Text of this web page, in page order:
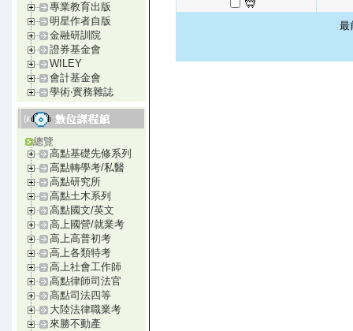
專業教育出版
明星作者自版
金融研訓院
證券基金會
WILEY
會計基金會
學術‧實務雜誌
總覽
高點基礎先修系列
高點轉學考/私醫
高點研究所
高點土木系列
高點國文/英文
高上國營/就業考
高上高普初考
高上各類特考
高上社會工作師
高點律師司法官
高點司法四等
大陸法律職業考
來勝不動產
最